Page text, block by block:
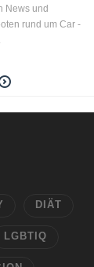
News und
rund um Car -
DIÄT
LGBTIQ